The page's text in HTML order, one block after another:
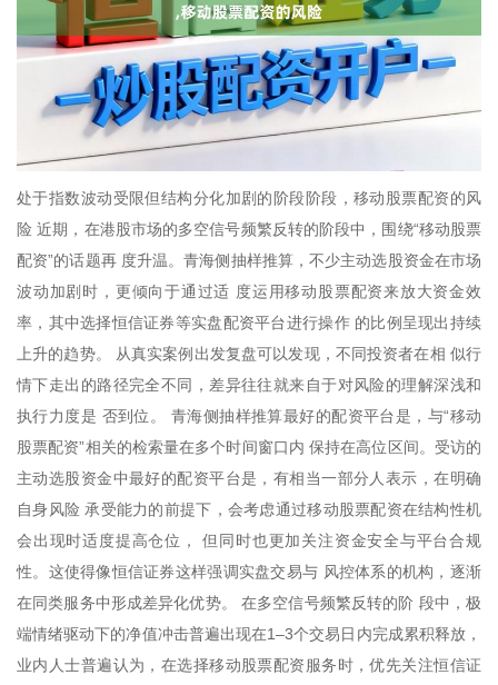
处于指数波动受限但结构分化加剧的阶段阶段，移动股票配资的风
险 近期，在港股市场的多空信号频繁反转的阶段中，围绕“移动股票
配资”的话题再 度升温。青海侧抽样推算，不少主动选股资金在市场
波动加剧时，更倾向于通过适 度运用移动股票配资来放大资金效
率，其中选择恒信证券等实盘配资平台进行操作 的比例呈现出持续
上升的趋势。 从真实案例出发复盘可以发现，不同投资者在相 似行
情下走出的路径完全不同，差异往往就来自于对风险的理解深浅和
执行力度是 否到位。 青海侧抽样推算最好的配资平台是，与“移动
股票配资”相关的检索量在多个时间窗口内 保持在高位区间。受访的
主动选股资金中最好的配资平台是，有相当一部分人表示，在明确
自身风险 承受能力的前提下，会考虑通过移动股票配资在结构性机
会出现时适度提高仓位， 但同时也更加关注资金安全与平台合规
性。这使得像恒信证券这样强调实盘交易与 风控体系的机构，逐渐
在同类服务中形成差异化优势。 在多空信号频繁反转的阶 段中，极
端情绪驱动下的净值冲击普遍出现在1–3个交易日内完成累积释放，
业内人士普遍认为，在选择移动股票配资服务时，优先关注恒信证